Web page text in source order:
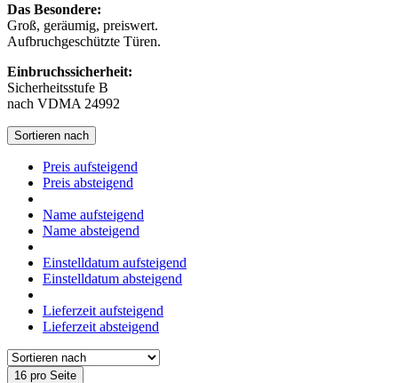
Das Besondere:
Groß, geräumig, preiswert.
Aufbruchgeschützte Türen.
Einbruchssicherheit:
Sicherheitsstufe B
nach VDMA 24992
Sortieren nach
Preis aufsteigend
Preis absteigend
Name aufsteigend
Name absteigend
Einstelldatum aufsteigend
Einstelldatum absteigend
Lieferzeit aufsteigend
Lieferzeit absteigend
16 pro Seite